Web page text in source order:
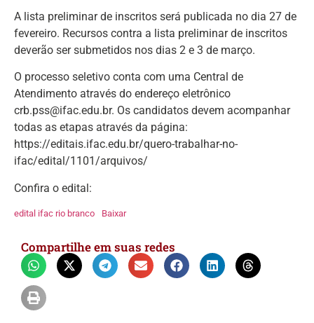
A lista preliminar de inscritos será publicada no dia 27 de
fevereiro. Recursos contra a lista preliminar de inscritos
deverão ser submetidos nos dias 2 e 3 de março.
O processo seletivo conta com uma Central de
Atendimento através do endereço eletrônico
crb.pss@ifac.edu.br. Os candidatos devem acompanhar
todas as etapas através da página:
https://editais.ifac.edu.br/quero-trabalhar-no-
ifac/edital/1101/arquivos/
Confira o edital:
edital ifac rio branco Baixar
Compartilhe em suas redes